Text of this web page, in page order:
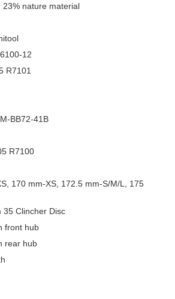
23% nature material
12
R7101
BB72-41B
R7100
170 mm-XS, 172.5 mm-S/M/L, 175
35 Clincher Disc
front hub
rear hub